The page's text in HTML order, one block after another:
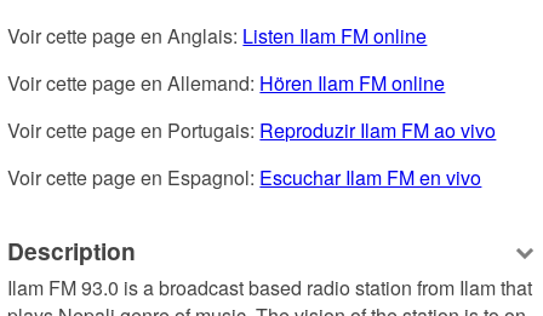
Voir cette page en Anglais: Listen Ilam FM online
Voir cette page en Allemand: Hören Ilam FM online
Voir cette page en Portugais: Reproduzir Ilam FM ao vivo
Voir cette page en Espagnol: Escuchar Ilam FM en vivo
Description
Ilam FM 93.0 is a broadcast based radio station from Ilam that